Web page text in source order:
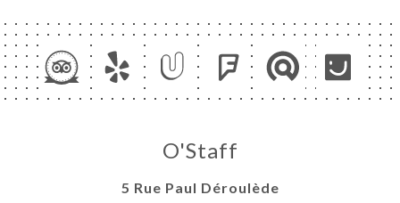
O'Staff
5 Rue Paul Déroulède